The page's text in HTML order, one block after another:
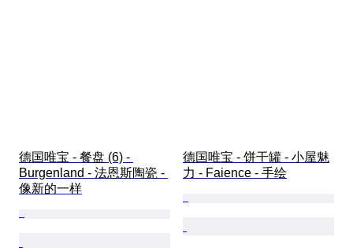
德国唯宝 - 餐盘 (6) -
Burgenland - 法恩斯陶瓷 -
像新的一样
德国唯宝 - 饼干罐 - 小屋魅
力 - Faience - 手绘